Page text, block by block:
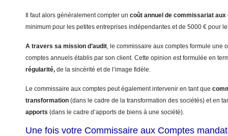
Il faut alors généralement compter un coût annuel de commissariat aux
minimum pour les petites entreprises indépendantes et de 5000 € pour
A travers sa mission d’audit, le commissaire aux comptes formule une
comptes annuels établis par son client. Cette opinion est formulée en
régularité, de la sincérité et de l’image fidèle.
Le commissaire aux comptes peut également intervenir en tant que
transformation (dans le cadre de la transformation des sociétés) et en
apports (dans le cadre d’apports de biens à une société).
Une fois votre Commissaire aux Comptes